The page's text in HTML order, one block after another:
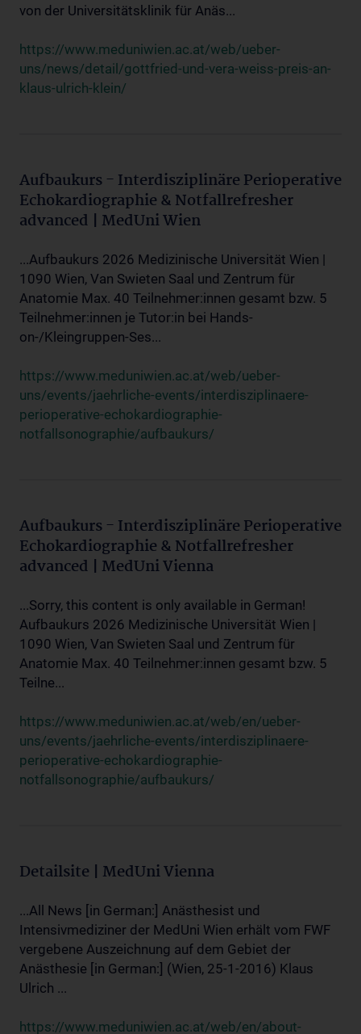
von der Universitätsklinik für Anäs...
https://www.meduniwien.ac.at/web/ueber-
uns/news/detail/gottfried-und-vera-weiss-preis-an-
klaus-ulrich-klein/
Aufbaukurs - Interdisziplinäre Perioperative
Echokardiographie & Notfallrefresher
advanced | MedUni Wien
...Aufbaukurs 2026 Medizinische Universität Wien |
1090 Wien, Van Swieten Saal und Zentrum für
Anatomie Max. 40 Teilnehmer:innen gesamt bzw. 5
Teilnehmer:innen je Tutor:in bei Hands-
on-/Kleingruppen-Ses...
https://www.meduniwien.ac.at/web/ueber-
uns/events/jaehrliche-events/interdisziplinaere-
perioperative-echokardiographie-
notfallsonographie/aufbaukurs/
Aufbaukurs - Interdisziplinäre Perioperative
Echokardiographie & Notfallrefresher
advanced | MedUni Vienna
...Sorry, this content is only available in German!
Aufbaukurs 2026 Medizinische Universität Wien |
1090 Wien, Van Swieten Saal und Zentrum für
Anatomie Max. 40 Teilnehmer:innen gesamt bzw. 5
Teilne...
https://www.meduniwien.ac.at/web/en/ueber-
uns/events/jaehrliche-events/interdisziplinaere-
perioperative-echokardiographie-
notfallsonographie/aufbaukurs/
Detailsite | MedUni Vienna
...All News [in German:] Anästhesist und
Intensivmediziner der MedUni Wien erhält vom FWF
vergebene Auszeichnung auf dem Gebiet der
Anästhesie [in German:] (Wien, 25-1-2016) Klaus
Ulrich ...
https://www.meduniwien.ac.at/web/en/about-